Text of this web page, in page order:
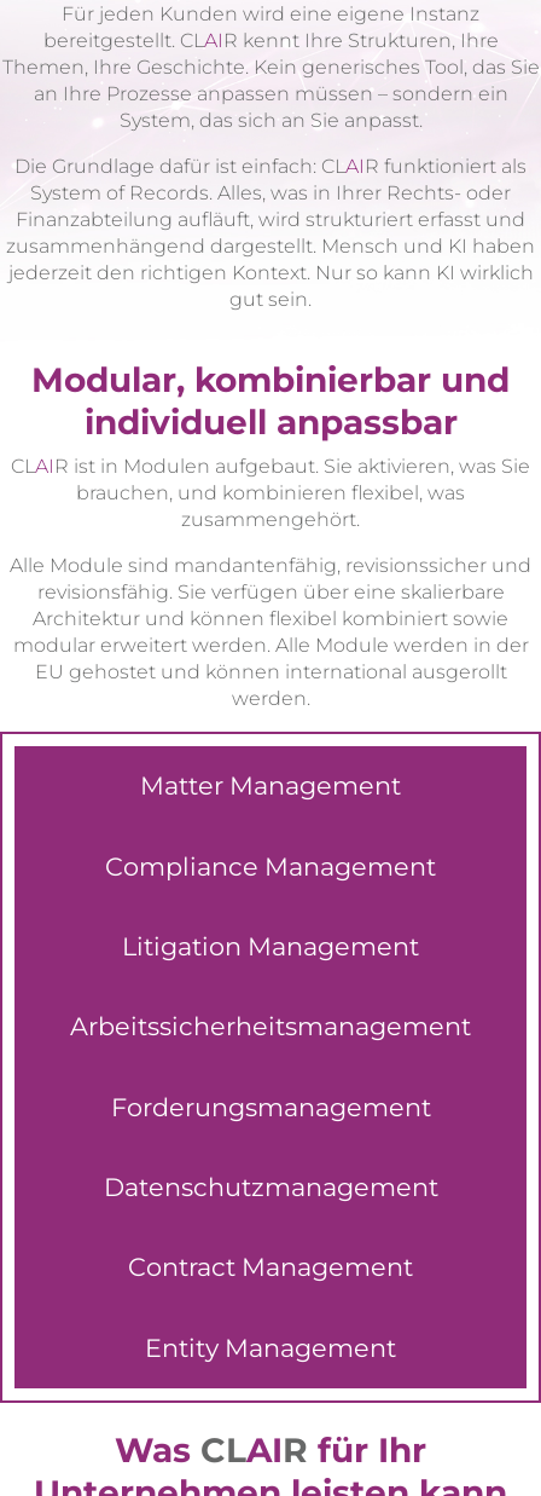
Für jeden Kunden wird eine eigene Instanz
bereitgestellt. CL AI R kennt Ihre Strukturen, Ihre
Themen, Ihre Geschichte. Kein generisches Tool, das Sie
an Ihre Prozesse anpassen müssen – sondern ein
System, das sich an Sie anpasst.
Die Grundlage dafür ist einfach: CL AI R funktioniert als
System of Records. Alles, was in Ihrer Rechts- oder
Finanzabteilung aufläuft, wird strukturiert erfasst und
zusammenhängend dargestellt. Mensch und KI haben
jederzeit den richtigen Kontext. Nur so kann KI wirklich
gut sein.
Modular, kombinierbar und
individuell anpassbar
CLAI R ist in Modulen aufgebaut. Sie aktivieren, was Sie
brauchen, und kombinieren flexibel, was
zusammengehört.
Alle Module sind mandantenfähig, revisionssicher und
revisionsfähig. Sie verfügen über eine skalierbare
Architektur und können flexibel kombiniert sowie
modular erweitert werden. Alle Module werden in der
EU gehostet und können international ausgerollt
werden.
Matter Management
Compliance Management
Litigation Management
Arbeitssicherheits­management
Forderungs­management
Datenschutz­management
Contract Management
Entity Management
Was CLAIR für Ihr